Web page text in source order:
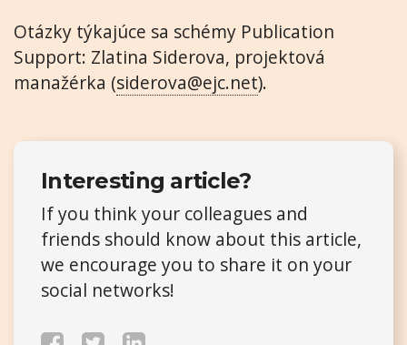
Otázky týkajúce sa schémy Publication
Support: Zlatina Siderova, projektová
manažérka (siderova@ejc.net).
Interesting article?
If you think your colleagues and
friends should know about this article,
we encourage you to share it on your
social networks!